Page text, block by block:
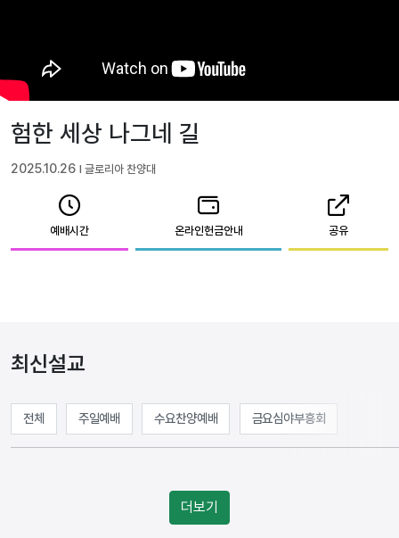
험한 세상 나그네 길
2025.10.26 l 글로리아 찬양대
예배시간 온라인헌금안내 공유
최신설교
전체 주일예배 수요찬양예배 금요심야부흥회
더보기